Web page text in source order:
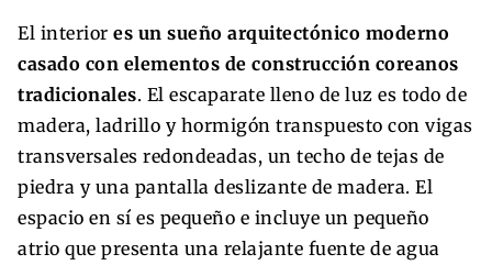
El interior es un sueño arquitectónico moderno
casado con elementos de construcción coreanos
tradicionales. El escaparate lleno de luz es todo de
madera, ladrillo y hormigón transpuesto con vigas
transversales redondeadas, un techo de tejas de
piedra y una pantalla deslizante de madera. El
espacio en sí es pequeño e incluye un pequeño
atrio que presenta una relajante fuente de agua